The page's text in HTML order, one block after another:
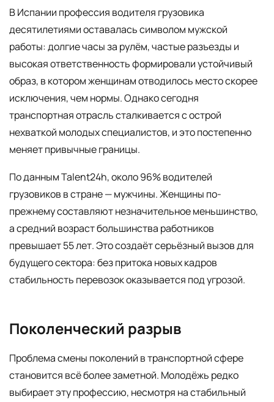
В Испании профессия водителя грузовика
десятилетиями оставалась символом мужской
работы: долгие часы за рулём, частые разъезды и
высокая ответственность формировали устойчивый
образ, в котором женщинам отводилось место скорее
исключения, чем нормы. Однако сегодня
транспортная отрасль сталкивается с острой
нехваткой молодых специалистов, и это постепенно
меняет привычные границы.
По данным Talent24h, около 96% водителей
грузовиков в стране — мужчины. Женщины по-
прежнему составляют незначительное меньшинство,
а средний возраст большинства работников
превышает 55 лет. Это создаёт серьёзный вызов для
будущего сектора: без притока новых кадров
стабильность перевозок оказывается под угрозой.
Поколенческий разрыв
Проблема смены поколений в транспортной сфере
становится всё более заметной. Молодёжь редко
выбирает эту профессию, несмотря на стабильный